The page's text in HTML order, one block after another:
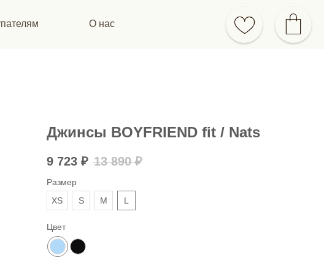
О нас
Джинсы BOYFRIEND fit / Nats
9 723 ₽ 13 890 ₽
Размер
XS
S M L
Цвет